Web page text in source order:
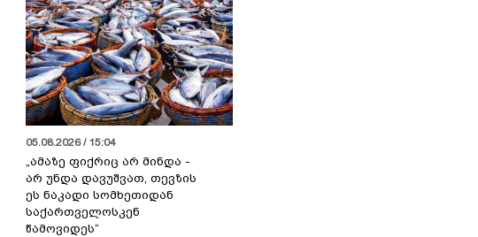
05.08.2026 / 15:04
„ამაზე ფიქრიც არ მინდა -
არ უნდა დავუშვათ, თევზის
ეს ნაკადი სომხეთიდან
საქართველოსკენ
წამოვიდეს“